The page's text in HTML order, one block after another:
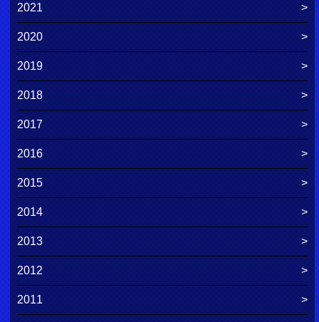
2021
2020
2019
2018
2017
2016
2015
2014
2013
2012
2011